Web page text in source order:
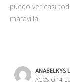
puedo ver casi
maravilla
ANABELKYS
AGOSTO 14,